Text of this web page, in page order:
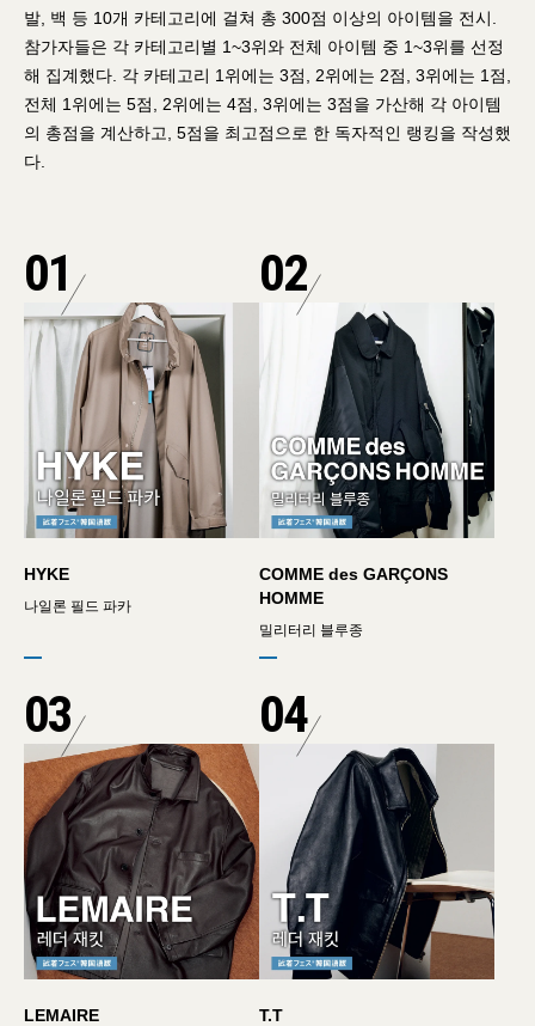
발, 백 등 10개 카테고리에 걸쳐 총 300점 이상의 아이템을 전시.
참가자들은 각 카테고리별 1~3위와 전체 아이템 중 1~3위를 선정
해 집계했다. 각 카테고리 1위에는 3점, 2위에는 2점, 3위에는 1점,
전체 1위에는 5점, 2위에는 4점, 3위에는 3점을 가산해 각 아이템
의 총점을 계산하고, 5점을 최고점으로 한 독자적인 랭킹을 작성했
다.
01
HYKE
나일론 필드 파카
02
COMME des GARÇONS
HOMME
밀리터리 블루종
03
LEMAIRE
04
T.T